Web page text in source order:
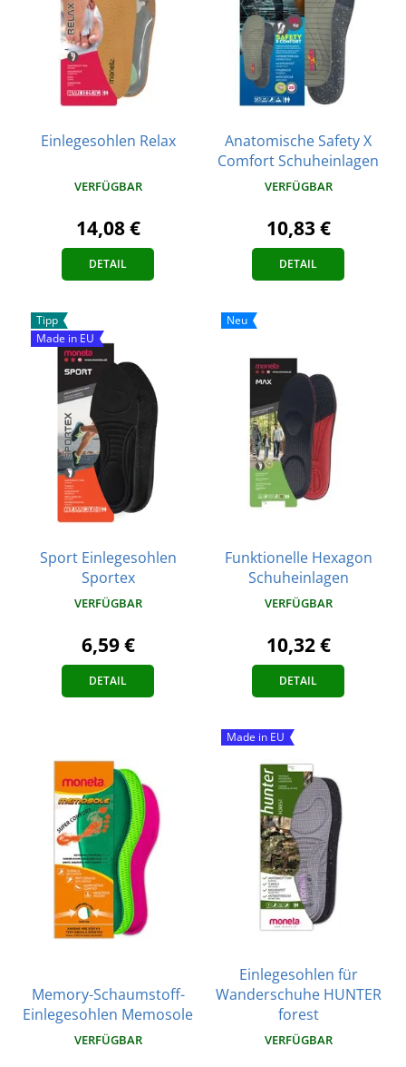
Einlegesohlen Relax
VERFÜGBAR
14,08 €
DETAIL
Anatomische Safety X
Comfort Schuheinlagen
VERFÜGBAR
10,83 €
DETAIL
Tipp
Made in EU
Sport Einlegesohlen
Sportex
VERFÜGBAR
6,59 €
DETAIL
Neu
Funktionelle Hexagon
Schuheinlagen
VERFÜGBAR
10,32 €
DETAIL
Memory-Schaumstoff-
Einlegesohlen Memosole
VERFÜGBAR
Made in EU
Einlegesohlen für
Wanderschuhe HUNTER
forest
VERFÜGBAR